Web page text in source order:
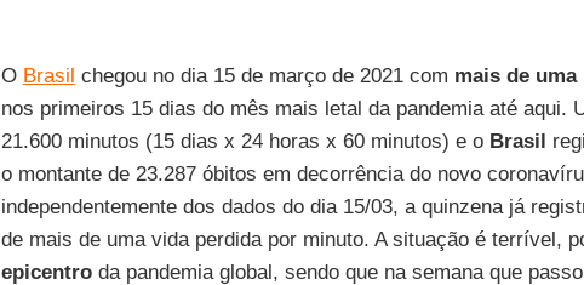
O Brasil chegou no dia 15 de março de 2021 com mais de
nos primeiros 15 dias do mês mais letal da pandemia até aqui.
21.600 minutos (15 dias x 24 horas x 60 minutos) e o Brasil
o montante de 23.287 óbitos em decorrência do novo
independentemente dos dados do dia 15/03, a quinzena já
de mais de uma vida perdida por minuto. A situação é terrível,
epicentroda pandemia global, sendo que na semana que